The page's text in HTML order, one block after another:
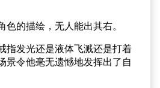
的描绘，无人能出其右。
指发光还是液体飞溅还是打着
令他毫无遗憾地发挥出了自